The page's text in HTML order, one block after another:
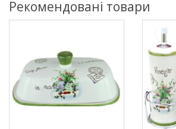
Рекомендовані товари